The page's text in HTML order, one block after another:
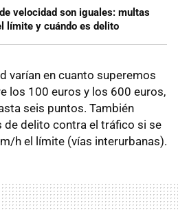
velocidad son iguales: multas
límite y cuándo es delito
varían en cuanto superemos
los 100 euros y los 600 euros,
seis puntos. También
de delito contra el tráfico si se
h el límite (vías interurbanas).